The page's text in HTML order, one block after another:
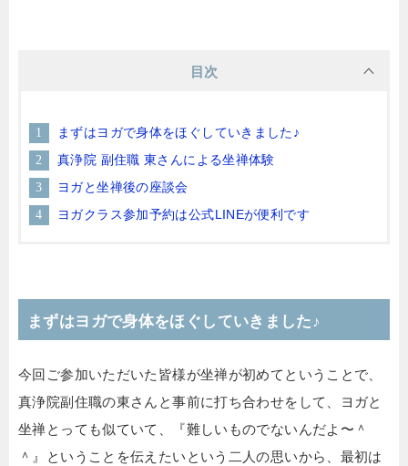
目次
まずはヨガで身体をほぐしていきました♪
真浄院 副住職 東さんによる坐禅体験
ヨガと坐禅後の座談会
ヨガクラス参加予約は公式LINEが便利です
まずはヨガで身体をほぐしていきました♪
今回ご参加いただいた皆様が坐禅が初めてということで、
真浄院副住職の東さんと事前に打ち合わせをして、ヨガと
坐禅とっても似ていて、『難しいものでないんだよ〜＾
＾』ということを伝えたいという二人の思いから、最初は